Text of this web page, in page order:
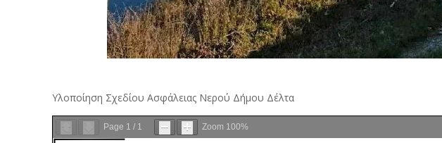
Υλοποίηση Σχεδίου Ασφάλειας Νερού Δήμου Δέλτα
Page 1 / 1 Zoom 100%